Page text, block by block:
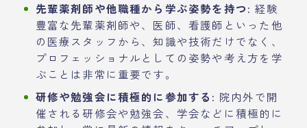
先輩薬剤師や他職種から学ぶ姿勢を持つ: 経験
豊富な先輩薬剤師や、医師、看護師といった他
の医療スタッフから、知識や技術だけでなく、
プロフェッショナルとしての姿勢や考え方を学
ぶことは非常に重要です。
研修や勉強会に積極的に参加する: 院内外で開
催される研修会や勉強会、学会などに積極的に